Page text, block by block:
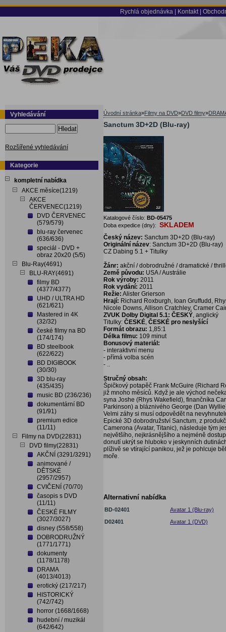
Rychlá objednávka Kontakt
Vyhledávání
Hledat
Rozšířené vyhledávání
Kategorie
kompletní nabídka
AKCE měsíce(1219)
AKCE
ČERVENEC(1219)
DVD ČERVENEC
(579/579)
blu-ray červenec
(636/636)
speciál - DVD +
obraz 20x20 (5/5)
Blu-Ray(4691)
BLU-RAY(4691)
filmy BD
(4377/4377)
UHD / ULTRA HD
(621/621)
Mastered in 4K
(32/32)
české filmy na BD
(174/174)
BD steelbook
(622/622)
BD DIGIBOOK
(30/30)
3D blu-ray
(435/435)
music BD (236/236)
dokumentární BD
(91/91)
premium edice
(11/11)
Filmy na DVD(22831)
DVD filmy(22831)
AKČNÍ (3291/3291)
animované /
DĚTSKÉ
(2957/2957)
CVIČENÍ (70/70)
časopis s DVD
(11/11)
ČESKÉ FILMY
(3027/3027)
disney (558/558)
DOBRODRUŽNÝ
(1771/1771)
dokumenty
(1178/1178)
DRAMA
(4013/4013)
erotický (217/217)
HISTORICKÝ
(742/742)
horror (1668/1668)
hudební / muzikál
(642/642)
Úvodní stránka»Filmy na DVD»DVD filmy»
Sanctum 3D+2D (Blu-ray)
Katalogové číslo: BD-05475
Doba expedice (dny): SKLADEM
Český název: Sanctum 3D+2D (Blu-ray)
Originální název: Sanctum 3D+2D (Blu-ray)
CZ Dabing 5.1 + Titulky
Žánr: akční / dobrodružné / dramatické /
Země původu: USA / Austrálie
Rok výroby: 2011
Rok vydání: 2011
Režie: Alister Grierson
Hrají: Richard Roxburgh, Ioan Gruffudd,
Nicole Downs, Allison Cratchley, Cramer
ZVUK Dolby Digital 5.1: ČESKÝ, anglický
Titulky: ČESKÉ, ČESKÉ pro neslyšící
Formát obrazu: 1,85:1
Délka filmu: 109 minut
Bonusový materiál:
- interaktivní menu
- přímá volba scén
- ..
Stručný obsah:
Špičkový potapěč Frank McGuire (Richard
již mnoho měsíců. Když je ale východ
syna Joshe (Rhys Wakefield), finančníka
Parkinson) a bláznivého George (Dan
Velmi záhy si musí odpovědět na
Epické 3D dobrodružství Sanctum, z
Camerona (Avatar, Titanic), následuje tým
největšího, nejkrásnějšího a nejméně
donutí ukrýt se hluboko v jeskynních
plíživě se vtírající panikou, jež je pohlcuje
moře.
Alternativní nabídka
BD-02401
Avatar 1 (Blu-ray)
D02401
Avatar 1 (DVD)